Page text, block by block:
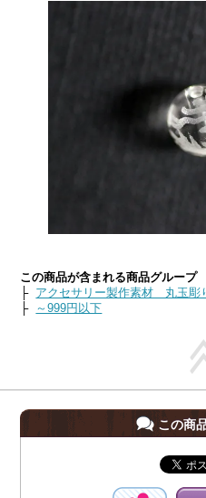
この商品が含まれる商品グループ
├ アクセサリー製作素材 丸玉彫
├
～999円以下
この商